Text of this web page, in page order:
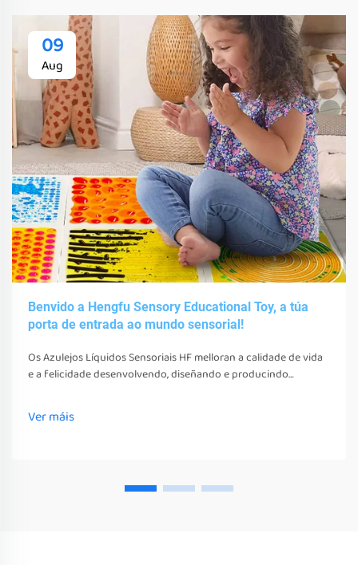
09
Aug
Benvido a Hengfu Sensory Educational Toy, a túa
porta de entrada ao mundo sensorial!
Os Azulejos Líquidos Sensoriais HF melloran a calidade de vida
e a felicidade desenvolvendo, diseñando e producindo
xoguetes, ferramentas e equipos non só estimulan os seus
sentidos
Ver máis